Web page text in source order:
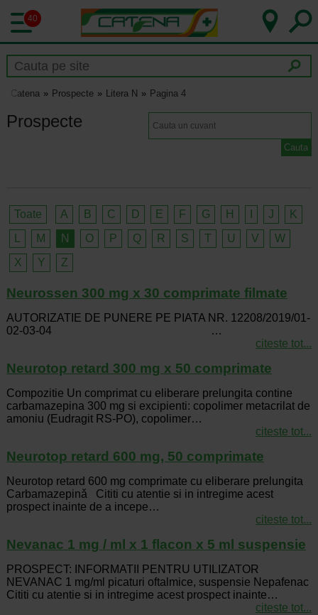
40
Catena Prospecte Litera N Pagina 4
Prospecte
Toate A B C D E F G H J
K
M N O P Q R S T U V
W
X
Y Z
Neurossen 300 mg x 30 comprimate filmate
AUTORIZATIE DE PUNERE PE PIATA NR. 12208/2019/01-
02-03-04 …
citeste tot...
Neurotop retard 300 mg x 50 comprimate
Compozitie Un comprimat cu eliberare prelungita contine
carbamazepina 300 mg si excipienti: copolimer metacrilat de
amoniu (Eudragit RS-PO), copolimer…
citeste tot...
Neurotop retard 600 mg, 50 comprimate
Neurotop retard 600 mg comprimate cu eliberare prelungita
Carbamazepinǎ Cititi cu atentie si in intregime acest
prospect inainte de a incepe…
citeste tot...
Nevanac 1 mg / ml x 1 flacon x 5 ml suspensie
PROSPECT: INFORMATII PENTRU UTILIZATOR
NEVANAC 1 mg/ml picaturi oftalmice, suspensie Nepafenac
Cititi cu atentie si in intregime acest prospect inainte…
citeste tot...